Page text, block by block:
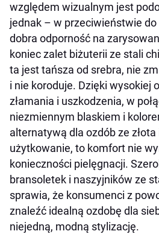
względem wizualnym jest
jednak – w przeciwieństwie
dobra odporność na
koniec zalet biżuterii ze stali
ta jest tańsza od srebra, nie
i nie koroduje. Dzięki wysokiej
złamania i uszkodzenia, w
niezmiennym blaskiem i
alternatywą dla ozdób ze złota
użytkowanie, to komfort nie
konieczności pielęgnacji.
bransoletek i naszyjników ze
sprawia, że konsumenci z
znaleźć idealną ozdobę dla
niejedną, modną stylizację.